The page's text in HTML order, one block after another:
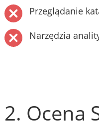
Przeglądanie
Narzędzia
2. Ocena